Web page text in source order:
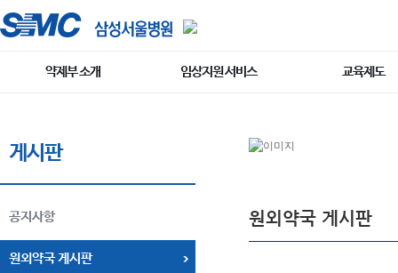
약제부 소개 임상지원 서비스 교육제도
게시판
공지사항
원외약국 게시판
원외약국 게시판